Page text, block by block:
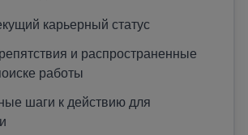
карьерный статус
и распространенные
работы
шаги к действию для